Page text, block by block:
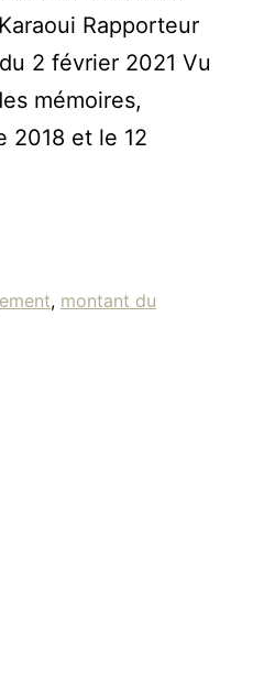
Rapporteur
2 février 2021 Vu
mémoires,
2018 et le 12
, montant du